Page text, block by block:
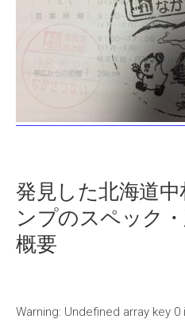
発見した北海道
ンプのスペック
概要
Warning: Undefined array key 0